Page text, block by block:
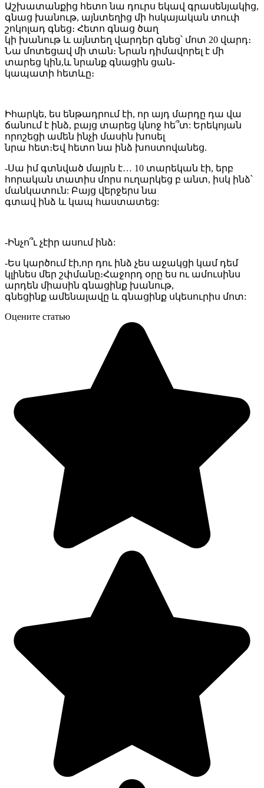
Աշխատանքից հետո նա դուրս եկավ գրասենյակից,
գնաց խանութ, այնտեղից մի հսկայական տուփ
շոկոլադ գնեց։ Հետո գնաց ծաղ
կի խանութ և այնտեղ վարդեր գնեց՝ մոտ 20 վարդ։
Նա մոտեցավ մի տան։ Նրան դիմավորել է մի
տարեց կին,և նրանք գնացին ցան-
կապատի հետևը։
Իհարկե, ես ենթադրում էի, որ այդ մարդը դա վա
ճանում է ինձ, բայց տարեց կնոջ հե՞տ: Երեկոյան
որոշեցի ամեն ինչի մասին խոսել
նրա հետ։Եվ հետո նա ինձ խոստովանեց.
-Սա իմ գտնված մայրն է… 10 տարեկան էի, երբ
հորական տատիս մորս ուղարկեց բ անտ, իսկ ինձ՝
մանկատուն: Բայց վերջերս նա
գտավ ինձ և կապ հաստատեց:
-Ինչո՞ւ չէիր ասում ինձ:
-Ես կարծում էի,որ դու ինձ չես աջակցի կամ դեմ
կլինես մեր շփմանը։Հաջորդ օրը ես ու ամուսինս
արդեն միասին գնացինք խանութ,
գնեցինք ամենալավը և գնացինք սկեսուրիս մոտ:
Оцените статью